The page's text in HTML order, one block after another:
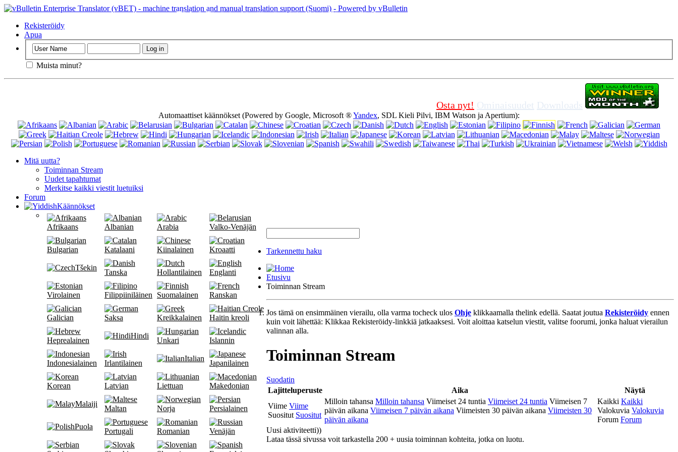
Tärkeä: Tämä sivu käyttää evästeitä (cookies). Käyttämällä tämän sivuston sammuttamatta evästeet selaimella, tarkoittaa, että olet samaa mieltä käyttää sitä.
Rekisteröidy
Apua
Muista minut?
Osta nyt! Ominaisuudet Downloads
Automaattiset käännökset (Powered by Google, Microsoft ®Yandex, SDL Kieli Pilvi, IBM Watson ja Apertium):
Mitä uutta?
Toiminnan Stream
Uudet tapahtumat
Merkitse kaikki viestit luetuiksi
Forum
Käännökset
Afrikaans Albanian Arabia Valko-Venäjän
Bulgarian Katalaani Kiinalainen Kroaatti
Tšekin
Tanska Hollantilainen Englanti
Virolainen Filippiiniläinen Suomalainen Ranskan
Galician Saksa Kreikkalainen Haitin kreoli
Heprealainen
Hindi
Unkari Islannin
Indonesialainen Irlantilainen
Italian
Japanilainen
Korean Latvian Liettuan Makedonian
Malaiji
Maltan Norja Persialainen
Puola
Portugali Romanian Venäjän
Tarkennettu haku
Etusivu
Toiminnan Stream
Jos tämä on ensimmäinen vierailu, olla varma tocheck ulos Ohje klikkaamalla thelink edellä. Saatat joutua Rekisteröidy ennen
kuin voit lähettää: Klikkaa Rekisteröidy-linkkiä jatkaaksesi. Voit aloittaa katselun viestit, valitse foorumi, jonka haluat vierailun
valinnan alla.
Toiminnan Stream
Suodatin
Lajitteluperuste
Aika
Näytä
Viime Viime
Suositut Suositut
Milloin tahansa Milloin tahansa Viimeiset 24 tuntia Viimeiset 24 tuntia Viimeisen 7
päivän aikana Viimeisen 7 päivän aikana Viimeisten 30 päivän aikana Viimeisten 30
päivän aikana
Kaikki Kaikki
Valokuvia Valokuvia
Forum Forum
Uusi aktiviteetti))
Lataa tässä sivussa voit tarkastella 200 + uusia toiminnan kohteita, jotka on luotu.